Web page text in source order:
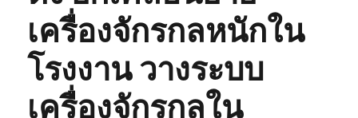
เครื่องจักรกลหนักใน
โรงงาน วางระบบ
เครื่องจักรกลใน